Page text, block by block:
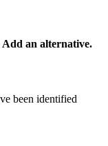
Add an alternative.
been identified